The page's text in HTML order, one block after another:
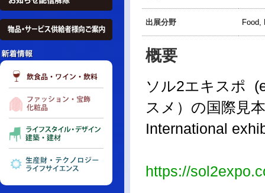
出展分野 Food,
概要
ソル2エキスポ
スメ）の国際見
International
https://